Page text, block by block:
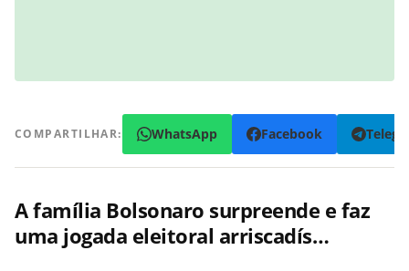
COMPARTILHAR: WhatsApp Facebook
A família Bolsonaro surpreende e faz
uma jogada eleitoral arriscadís…